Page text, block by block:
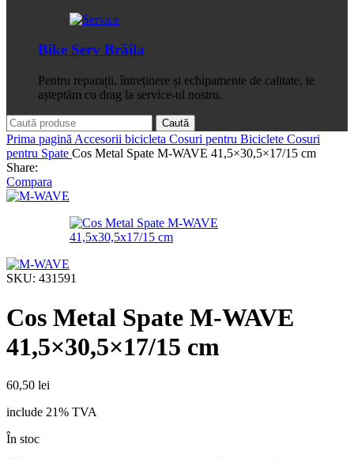
Bike Serv Brăila
Pentru reparații, întreținere și echipamente de calitate, te
așteptăm cu drag la service-ul nostru.
Caută
Prima pagină Accesorii bicicleta Cosuri pentru Biciclete Cosuri
pentru Spate Cos Metal Spate M-WAVE 41,5×30,5×17/15 cm
Share:
Compara
SKU: 431591
Cos Metal Spate M-WAVE
41,5×30,5×17/15 cm
60,50 lei
include 21% TVA
În stoc